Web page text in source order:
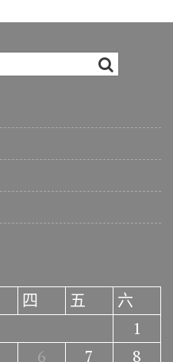
四 五
六
1
6 7
8